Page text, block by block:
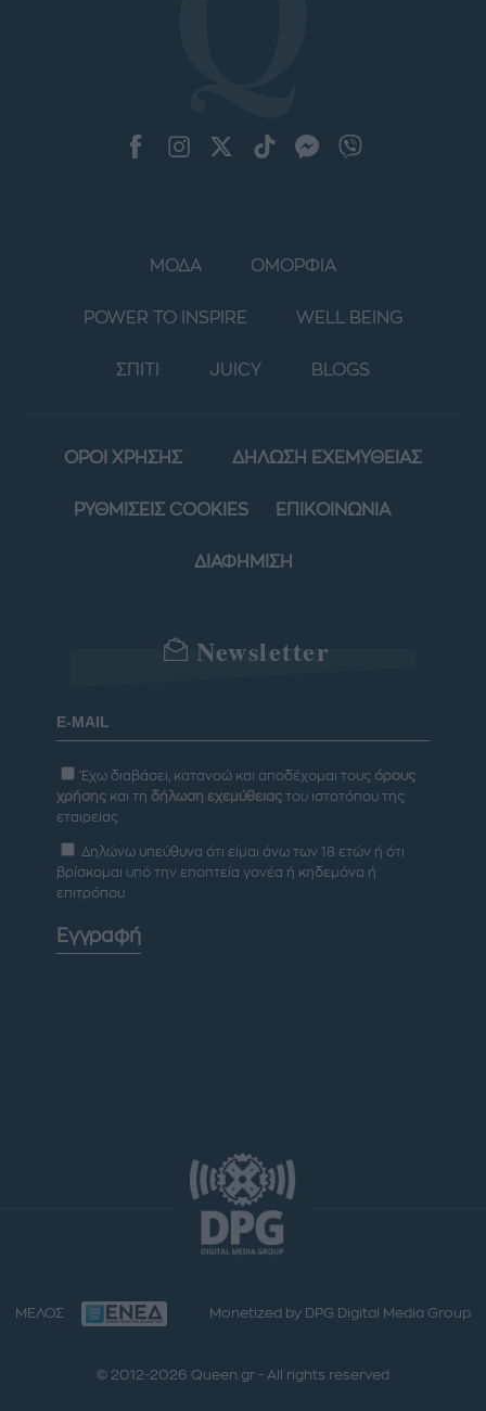
ΜΟΔΑ ΟΜΟΡΦΙΑ
POWER TO INSPIRE WELL BEING
ΣΠΙΤΙ JUICY BLOGS
ΟΡΟΙ ΧΡΗΣΗΣ ΔΗΛΩΣΗ ΕΧΕΜΥΘΕΙΑΣ
ΡΥΘΜΙΣΕΙΣ COOKIES ΕΠΙΚΟΙΝΩΝΙΑ
ΔΙΑΦΗΜΙΣΗ
Newsletter
Έχω διαβάσει, κατανοώ και αποδέχομαι τους όρους
χρήσης και τη δήλωση εχεμύθειας του ιστοτόπου της
εταιρείας
Δηλώνω υπεύθυνα ότι είμαι άνω των 18 ετών ή ότι
βρίσκομαι υπό την εποπτεία γονέα ή κηδεμόνα ή
επιτρόπου
Εγγραφή
ΜΕΛΟΣ Monetized by DPG Digital Media Group
© 2012-2026 Queen.gr - All rights reserved